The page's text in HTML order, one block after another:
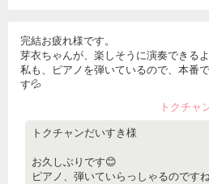
完結お疲れ様です。
芽衣ちゃんが、楽しそうに演奏できる
私も、ピアノを弾いているので、本番
す💦
トクチャ
トクチャンだいすき様
お久しぶりです😊
ピアノ、弾いていらっしゃるのですね